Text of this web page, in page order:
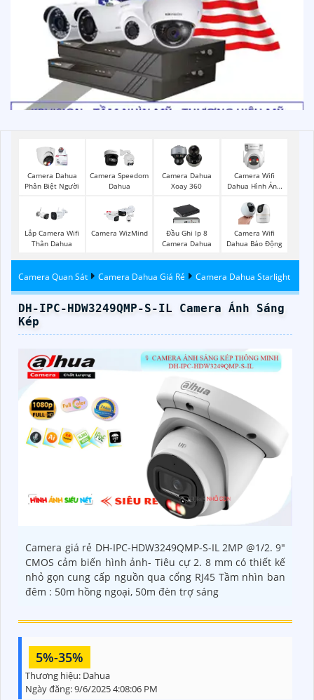
Camera Dahua
Phân Biệt Người
Camera Speedom
Dahua
Camera Dahua
Xoay 360
Camera Wifi
Dahua Hình Ảnh
Lắp Camera Wifi
Thân Dahua
Camera WizMind
Đầu Ghi Ip 8
Camera Dahua
Camera Wifi
Dahua Báo Động
Camera Quan Sát Camera Dahua Giá Rẻ Camera Dahua Starlight
DH-IPC-HDW3249QMP-S-IL Camera Ánh Sáng
Kép
Camera giá rẻ DH-IPC-HDW3249QMP-S-IL 2MP @1/2. 9"
CMOS cảm biến hình ảnh- Tiêu cự 2. 8 mm có thiết kế
nhỏ gọn cung cấp nguồn qua cổng RJ45 Tầm nhìn ban
đêm : 50m hồng ngoại, 50m đèn trợ sáng
5%-35%
Thương hiệu: Dahua
Ngày đăng:9/6/2025 4:08:06 PM